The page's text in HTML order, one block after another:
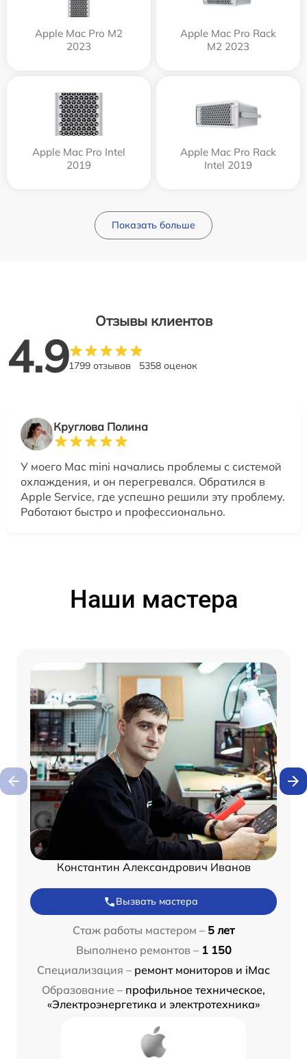
Apple Mac Pro M2
2023
Apple Mac Pro Rack
M2 2023
Apple Mac Pro Intel
2019
Apple Mac Pro Rack
Intel 2019
Показать больше
Отзывы клиентов
4.91799 отзывов 5358 оценок
Круглова Полина
У моего Mac mini начались проблемы с системой
охлаждения, и он перегревался. Обратился в
Apple Service, где успешно решили эту проблему.
Работают быстро и профессионально.
Наши мастера
Константин Александрович Иванов
Вызвать мастера
Стаж работы мастером – 5 лет
Выполнено ремонтов – 1 150
Специализация – ремонт мониторов и iMac
Образование – профильное техническое,
«Электроэнергетика и электротехника»